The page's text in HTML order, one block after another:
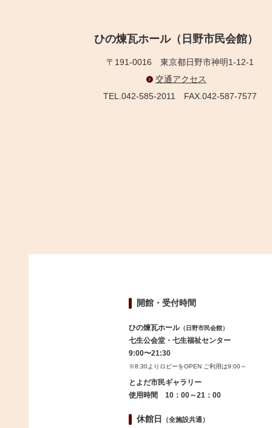
ひの煉瓦ホール（日野市民会館）
〒191-0016 東京都日野市神明1-12-1
交通アクセス
TEL.042-585-2011 FAX.042-587-7577
開館・受付時間
ひの煉瓦ホール（日野市民会館）
七生公会堂・七生福祉センター
9:00〜21:30
※8:30よりロビーをOPEN ご利用は9:00～
とよだ市民ギャラリー
使用時間 10：00～21：00
休館日 （全施設共通）